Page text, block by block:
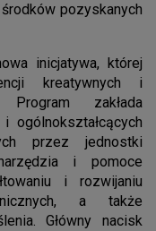
pozyskanych
inicjatywa, której
kreatywnych i
zakłada
ogólnokształcących
przez jednostki
i pomoce
i rozwijaniu
a także
Główny nacisk